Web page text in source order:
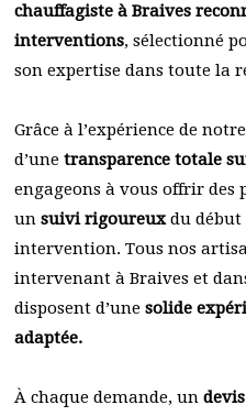
chauffagiste à Braives
interventions, sélectionné
son expertise dans toute la
Grâce à l’expérience de
d’une transparence totale
engageons à vous offrir des
un suivi rigoureuxdu début
intervention. Tous nos
intervenant à Braives et
disposent d’une solide
adaptée.
À chaque demande, un